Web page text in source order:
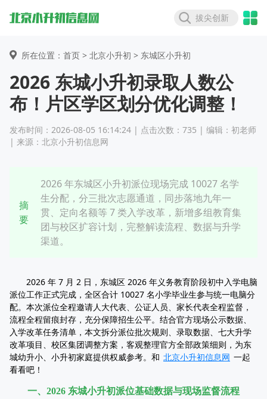
拔尖创新
所在位置：首页 > 北京小升初 > 东城区小升初
2026 东城小升初录取人数公
布！片区学区划分优化调整！
发布时间：2026-08-05 16:14:24 | 点击次数：735 | 编辑：初老师
| 来源：北京小升初信息网
摘
要
2026 年东城区小升初派位现场完成 10027 名学
生分配，分三批次志愿通道，同步落地九年一
贯、定向名额等 7 类入学改革，新增多组教育集
团与校区扩容计划，完整解读流程、数据与升学
渠道。
2026 年 7 月 2 日，东城区 2026 年义务教育阶段初中入学电脑
派位工作正式完成，全区合计 10027 名小学毕业生参与统一电脑分
配。本次派位全程邀请人大代表、公证人员、家长代表全程监督，
流程全程留痕封存，充分保障招生公平。结合官方现场公示数据、
入学改革任务清单，本文拆分派位批次规则、录取数据、七大升学
改革项目、校区集团调整方案，客观整理官方全部政策细则，为东
城幼升小、小升初家庭提供权威参考。和 北京小升初信息网 一起
看看吧！
一、2026 东城小升初派位基础数据与现场监督流程